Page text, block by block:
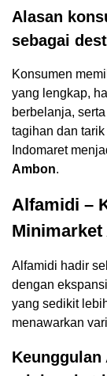
Alasan
sebagai
Konsumen
yang lengkap,
berbelanja,
tagihan dan
Indomaret
Ambon.
Alfamidi –
Minimarket
Alfamidi hadir
dengan
yang sedikit
menawarkan